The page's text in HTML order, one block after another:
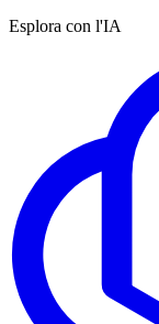
Esplora con l'IA